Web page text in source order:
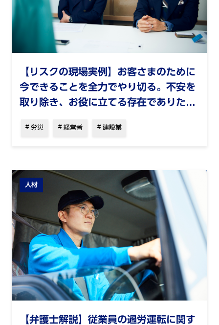
【リスクの現場実例】お客さまのために
今できることを全力でやり切る。不安を
取り除き、お役に立てる存在でありた
社 福田憲児・吉田覚
労災 経営者 建設業
人材
【弁護士解説】従業員の過労運転に関す